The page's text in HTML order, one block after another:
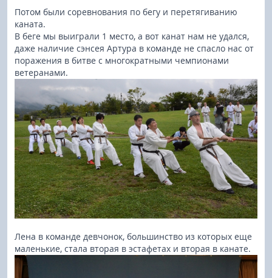
Потом были соревнования по бегу и перетягиванию
каната.
В беге мы выиграли 1 место, а вот канат нам не удался,
даже наличие сэнсея Артура в команде не спасло нас от
поражения в битве с многократными чемпионами
ветеранами.
Лена в команде девчонок, большинство из которых еще
маленькие, стала вторая в эстафетах и вторая в канате.